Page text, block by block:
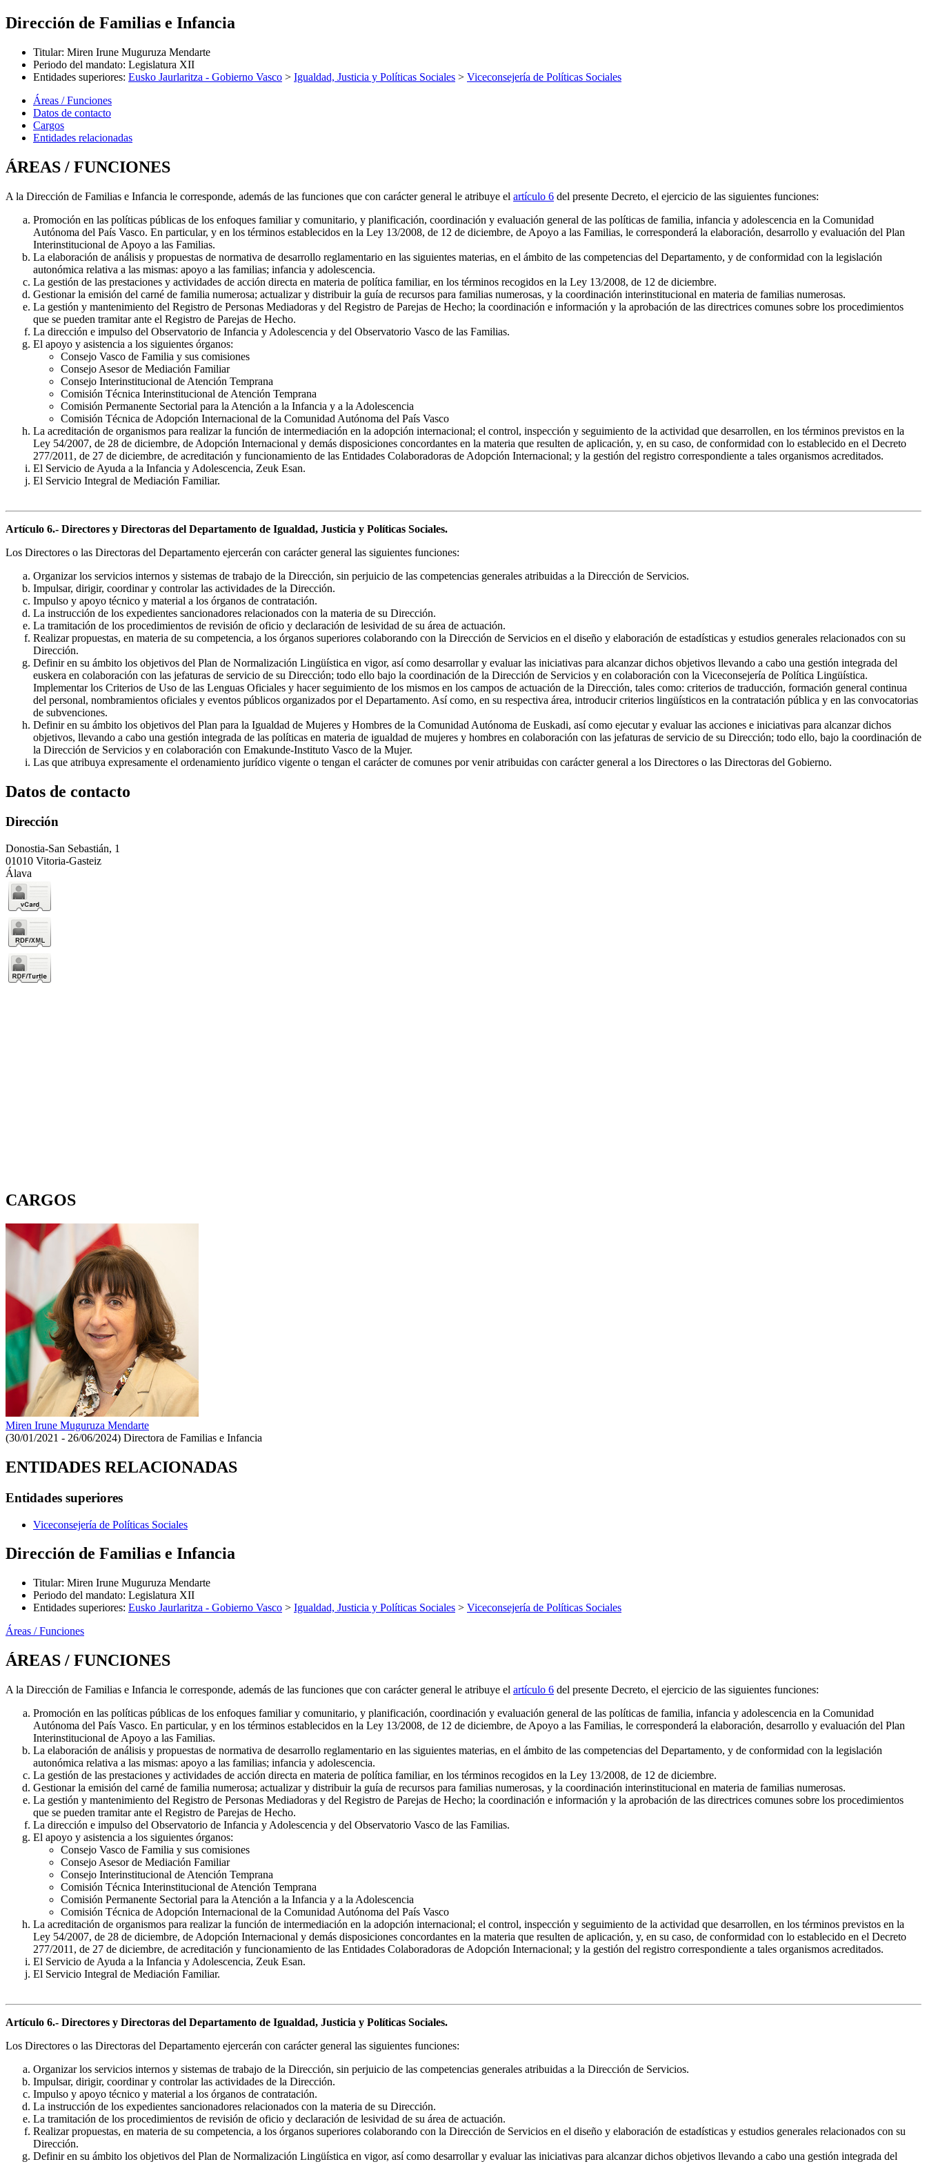
Dirección de Familias e Infancia
Titular: Miren Irune Muguruza Mendarte
Periodo del mandato: Legislatura XII
Entidades superiores: Eusko Jaurlaritza - Gobierno Vasco > Igualdad, Justicia y Políticas Sociales > Viceconsejería de Políticas Sociales
Áreas / Funciones
Datos de contacto
Cargos
Entidades relacionadas
ÁREAS / FUNCIONES
A la Dirección de Familias e Infancia le corresponde, además de las funciones que con carácter general le atribuye el artículo 6 del presente Decreto, el ejercicio de las siguientes funciones:
Promoción en las políticas públicas de los enfoques familiar y comunitario, y planificación, coordinación y evaluación general de las políticas de familia, infancia y adolescencia en la Comunidad
Autónoma del País Vasco. En particular, y en los términos establecidos en la Ley 13/2008, de 12 de diciembre, de Apoyo a las Familias, le corresponderá la elaboración, desarrollo y evaluación del Plan
Interinstitucional de Apoyo a las Familias.
La elaboración de análisis y propuestas de normativa de desarrollo reglamentario en las siguientes materias, en el ámbito de las competencias del Departamento, y de conformidad con la legislación
autonómica relativa a las mismas: apoyo a las familias; infancia y adolescencia.
La gestión de las prestaciones y actividades de acción directa en materia de política familiar, en los términos recogidos en la Ley 13/2008, de 12 de diciembre.
Gestionar la emisión del carné de familia numerosa; actualizar y distribuir la guía de recursos para familias numerosas, y la coordinación interinstitucional en materia de familias numerosas.
La gestión y mantenimiento del Registro de Personas Mediadoras y del Registro de Parejas de Hecho; la coordinación e información y la aprobación de las directrices comunes sobre los procedimientos
que se pueden tramitar ante el Registro de Parejas de Hecho.
La dirección e impulso del Observatorio de Infancia y Adolescencia y del Observatorio Vasco de las Familias.
El apoyo y asistencia a los siguientes órganos:
Consejo Vasco de Familia y sus comisiones
Consejo Asesor de Mediación Familiar
Consejo Interinstitucional de Atención Temprana
Comisión Técnica Interinstitucional de Atención Temprana
Comisión Permanente Sectorial para la Atención a la Infancia y a la Adolescencia
Comisión Técnica de Adopción Internacional de la Comunidad Autónoma del País Vasco
La acreditación de organismos para realizar la función de intermediación en la adopción internacional; el control, inspección y seguimiento de la actividad que desarrollen, en los términos previstos en la
Ley 54/2007, de 28 de diciembre, de Adopción Internacional y demás disposiciones concordantes en la materia que resulten de aplicación, y, en su caso, de conformidad con lo establecido en el Decreto
277/2011, de 27 de diciembre, de acreditación y funcionamiento de las Entidades Colaboradoras de Adopción Internacional; y la gestión del registro correspondiente a tales organismos acreditados.
El Servicio de Ayuda a la Infancia y Adolescencia, Zeuk Esan.
El Servicio Integral de Mediación Familiar.
Artículo 6.- Directores y Directoras del Departamento de Igualdad, Justicia y Políticas Sociales.
Los Directores o las Directoras del Departamento ejercerán con carácter general las siguientes funciones:
Organizar los servicios internos y sistemas de trabajo de la Dirección, sin perjuicio de las competencias generales atribuidas a la Dirección de Servicios.
Impulsar, dirigir, coordinar y controlar las actividades de la Dirección.
Impulso y apoyo técnico y material a los órganos de contratación.
La instrucción de los expedientes sancionadores relacionados con la materia de su Dirección.
La tramitación de los procedimientos de revisión de oficio y declaración de lesividad de su área de actuación.
Realizar propuestas, en materia de su competencia, a los órganos superiores colaborando con la Dirección de Servicios en el diseño y elaboración de estadísticas y estudios generales relacionados con su
Dirección.
Definir en su ámbito los objetivos del Plan de Normalización Lingüística en vigor, así como desarrollar y evaluar las iniciativas para alcanzar dichos objetivos llevando a cabo una gestión integrada del
euskera en colaboración con las jefaturas de servicio de su Dirección; todo ello bajo la coordinación de la Dirección de Servicios y en colaboración con la Viceconsejería de Política Lingüística.
Implementar los Criterios de Uso de las Lenguas Oficiales y hacer seguimiento de los mismos en los campos de actuación de la Dirección, tales como: criterios de traducción, formación general continua
del personal, nombramientos oficiales y eventos públicos organizados por el Departamento. Así como, en su respectiva área, introducir criterios lingüísticos en la contratación pública y en las convocatorias
de subvenciones.
Definir en su ámbito los objetivos del Plan para la Igualdad de Mujeres y Hombres de la Comunidad Autónoma de Euskadi, así como ejecutar y evaluar las acciones e iniciativas para alcanzar dichos
objetivos, llevando a cabo una gestión integrada de las políticas en materia de igualdad de mujeres y hombres en colaboración con las jefaturas de servicio de su Dirección; todo ello, bajo la coordinación de
la Dirección de Servicios y en colaboración con Emakunde-Instituto Vasco de la Mujer.
Las que atribuya expresamente el ordenamiento jurídico vigente o tengan el carácter de comunes por venir atribuidas con carácter general a los Directores o las Directoras del Gobierno.
Datos de contacto
Dirección
Donostia-San Sebastián, 1
01010 Vitoria-Gasteiz
Álava
CARGOS
Miren Irune Muguruza Mendarte
(30/01/2021 - 26/06/2024) Directora de Familias e Infancia
ENTIDADES RELACIONADAS
Entidades superiores
Viceconsejería de Políticas Sociales
Dirección de Familias e Infancia
Titular: Miren Irune Muguruza Mendarte
Periodo del mandato: Legislatura XII
Entidades superiores: Eusko Jaurlaritza - Gobierno Vasco > Igualdad, Justicia y Políticas Sociales > Viceconsejería de Políticas Sociales
Áreas / Funciones
ÁREAS / FUNCIONES
A la Dirección de Familias e Infancia le corresponde, además de las funciones que con carácter general le atribuye el artículo 6 del presente Decreto, el ejercicio de las siguientes funciones:
Promoción en las políticas públicas de los enfoques familiar y comunitario, y planificación, coordinación y evaluación general de las políticas de familia, infancia y adolescencia en la Comunidad
Autónoma del País Vasco. En particular, y en los términos establecidos en la Ley 13/2008, de 12 de diciembre, de Apoyo a las Familias, le corresponderá la elaboración, desarrollo y evaluación del Plan
Interinstitucional de Apoyo a las Familias.
La elaboración de análisis y propuestas de normativa de desarrollo reglamentario en las siguientes materias, en el ámbito de las competencias del Departamento, y de conformidad con la legislación
autonómica relativa a las mismas: apoyo a las familias; infancia y adolescencia.
La gestión de las prestaciones y actividades de acción directa en materia de política familiar, en los términos recogidos en la Ley 13/2008, de 12 de diciembre.
Gestionar la emisión del carné de familia numerosa; actualizar y distribuir la guía de recursos para familias numerosas, y la coordinación interinstitucional en materia de familias numerosas.
La gestión y mantenimiento del Registro de Personas Mediadoras y del Registro de Parejas de Hecho; la coordinación e información y la aprobación de las directrices comunes sobre los procedimientos
que se pueden tramitar ante el Registro de Parejas de Hecho.
La dirección e impulso del Observatorio de Infancia y Adolescencia y del Observatorio Vasco de las Familias.
El apoyo y asistencia a los siguientes órganos:
Consejo Vasco de Familia y sus comisiones
Consejo Asesor de Mediación Familiar
Consejo Interinstitucional de Atención Temprana
Comisión Técnica Interinstitucional de Atención Temprana
Comisión Permanente Sectorial para la Atención a la Infancia y a la Adolescencia
Comisión Técnica de Adopción Internacional de la Comunidad Autónoma del País Vasco
La acreditación de organismos para realizar la función de intermediación en la adopción internacional; el control, inspección y seguimiento de la actividad que desarrollen, en los términos previstos en la
Ley 54/2007, de 28 de diciembre, de Adopción Internacional y demás disposiciones concordantes en la materia que resulten de aplicación, y, en su caso, de conformidad con lo establecido en el Decreto
277/2011, de 27 de diciembre, de acreditación y funcionamiento de las Entidades Colaboradoras de Adopción Internacional; y la gestión del registro correspondiente a tales organismos acreditados.
El Servicio de Ayuda a la Infancia y Adolescencia, Zeuk Esan.
El Servicio Integral de Mediación Familiar.
Artículo 6.- Directores y Directoras del Departamento de Igualdad, Justicia y Políticas Sociales.
Los Directores o las Directoras del Departamento ejercerán con carácter general las siguientes funciones:
Organizar los servicios internos y sistemas de trabajo de la Dirección, sin perjuicio de las competencias generales atribuidas a la Dirección de Servicios.
Impulsar, dirigir, coordinar y controlar las actividades de la Dirección.
Impulso y apoyo técnico y material a los órganos de contratación.
La instrucción de los expedientes sancionadores relacionados con la materia de su Dirección.
La tramitación de los procedimientos de revisión de oficio y declaración de lesividad de su área de actuación.
Realizar propuestas, en materia de su competencia, a los órganos superiores colaborando con la Dirección de Servicios en el diseño y elaboración de estadísticas y estudios generales relacionados con su
Dirección.
Definir en su ámbito los objetivos del Plan de Normalización Lingüística en vigor, así como desarrollar y evaluar las iniciativas para alcanzar dichos objetivos llevando a cabo una gestión integrada del